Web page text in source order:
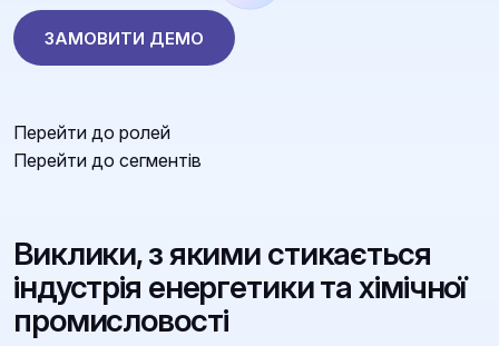
ЗАМОВИТИ ДЕМО
Перейти до ролей
Перейти до сегментів
Виклики, з якими стикається
індустрія енергетики та хімічної
промисловості